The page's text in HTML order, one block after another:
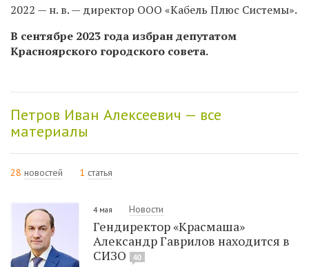
2022 — н. в. — директор ООО «Кабель Плюс Системы».
В сентябре 2023 года избран депутатом
Красноярского городского совета.
Петров Иван Алексеевич — все
материалы
28 новостей 1 статья
4 мая Новости
Гендиректор «Красмаша»
Александр Гаврилов находится в
СИЗО
40